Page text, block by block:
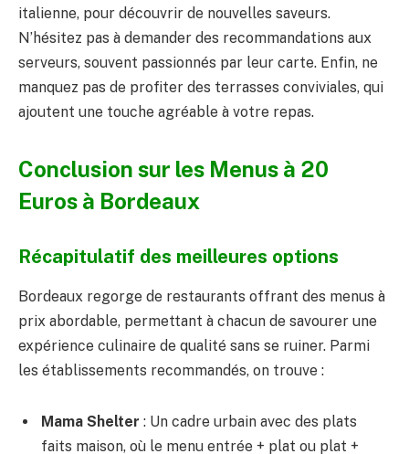
italienne, pour découvrir de nouvelles saveurs.
N’hésitez pas à demander des recommandations aux
serveurs, souvent passionnés par leur carte. Enfin, ne
manquez pas de profiter des terrasses conviviales, qui
ajoutent une touche agréable à votre repas.
Conclusion sur les Menus à 20
Euros à Bordeaux
Récapitulatif des meilleures options
Bordeaux regorge de restaurants offrant des menus à
prix abordable, permettant à chacun de savourer une
expérience culinaire de qualité sans se ruiner. Parmi
les établissements recommandés, on trouve :
Mama Shelter : Un cadre urbain avec des plats
faits maison, où le menu entrée + plat ou plat +